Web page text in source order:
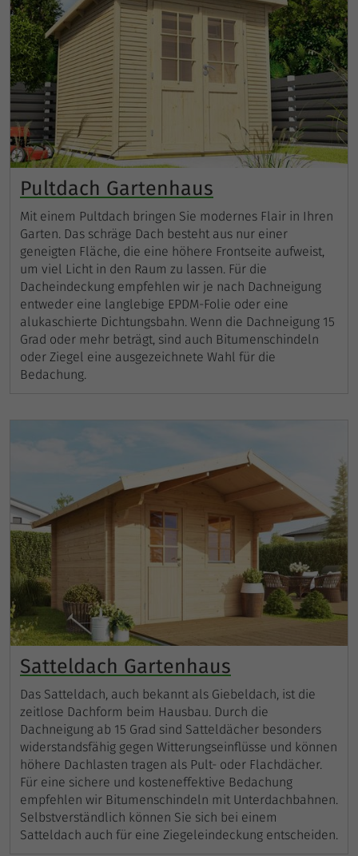
Pultdach Gartenhaus
Mit einem Pultdach bringen Sie modernes Flair in Ihren
Garten. Das schräge Dach besteht aus nur einer
geneigten Fläche, die eine höhere Frontseite aufweist,
um viel Licht in den Raum zu lassen. Für die
Dacheindeckung empfehlen wir je nach Dachneigung
entweder eine langlebige EPDM-Folie oder eine
alukaschierte Dichtungsbahn. Wenn die Dachneigung 15
Grad oder mehr beträgt, sind auch Bitumenschindeln
oder Ziegel eine ausgezeichnete Wahl für die
Bedachung.
Satteldach Gartenhaus
Das Satteldach, auch bekannt als Giebeldach, ist die
zeitlose Dachform beim Hausbau. Durch die
Dachneigung ab 15 Grad sind Satteldächer besonders
widerstandsfähig gegen Witterungseinflüsse und können
höhere Dachlasten tragen als Pult- oder Flachdächer.
Für eine sichere und kosteneffektive Bedachung
empfehlen wir Bitumenschindeln mit Unterdachbahnen.
Selbstverständlich können Sie sich bei einem
Satteldach auch für eine Ziegeleindeckung entscheiden.